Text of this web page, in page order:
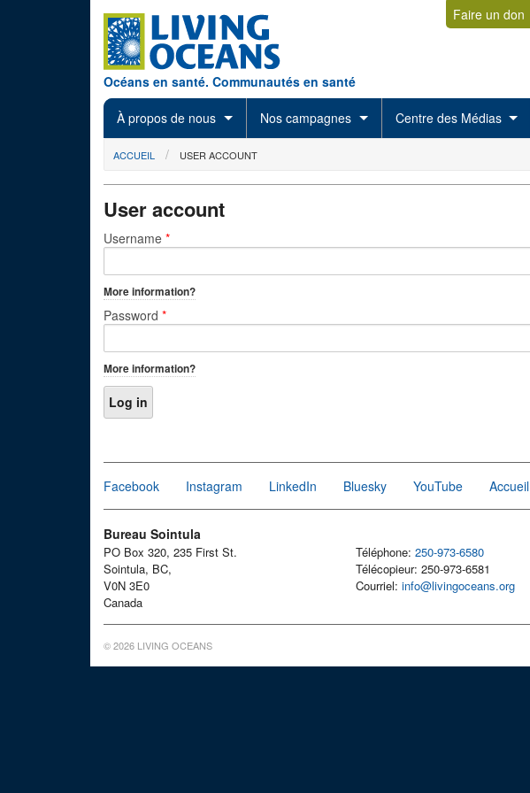
Océans en santé. Communautés en santé
Faire un don
À propos de nous Nos campagnes Centre des Médias
You are here
ACCUEIL USER ACCOUNT
User account
Primary tabs
Username *
More information?
Password *
More information?
Facebook Instagram LinkedIn Bluesky YouTube Accueil
Bureau Sointula
PO Box 320, 235 First St.
Sointula, BC,
V0N 3E0
Canada
Téléphone: 250-973-6580
Télécopieur: 250-973-6581
Courriel: info@livingoceans.org
© 2026 LIVING OCEANS